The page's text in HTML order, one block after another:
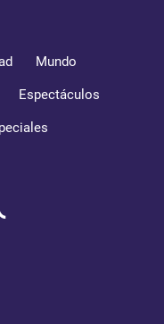
Mundo
Espectáculos